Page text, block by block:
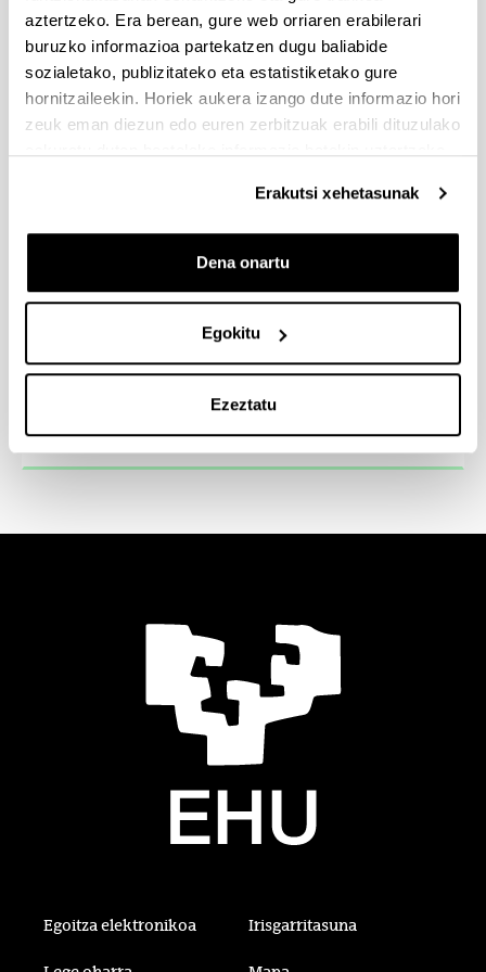
aztertzeko. Era berean, gure web orriaren erabilerari
buruzko informazioa partekatzen dugu baliabide
sozialetako, publizitateko eta estatistiketako gure
hornitzaileekin. Horiek aukera izango dute informazio hori
zeuk eman diezun edo euren zerbitzuak erabili dituzulako
Erakutsi xehetasunak
Dena onartu
Egokitu
Ezeztatu
BIKAIN ziurtagiriak banatzeko
ekitaldia
23. Korrika
24ª Korrika
Egoitza elektronikoa Irisgarritasuna